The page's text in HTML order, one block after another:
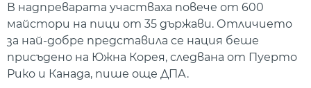
В надпреварата участваха повече от 600
майстори на пици от 35 държави. Отличието
за най-добре представила се нация беше
присъдено на Южна Корея, следвана от Пуерто
Рико и Канада, пише още ДПА.